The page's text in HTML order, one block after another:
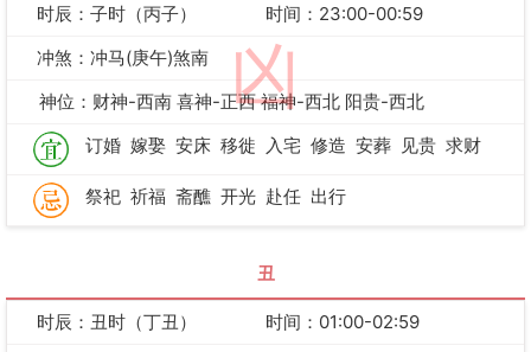
凶
时辰：子时（丙子）
时间：23:00-00:59
冲煞：冲马(庚午)煞南
神位：财神-西南 喜神-正西 福神-西北 阳贵-西北
订婚 嫁娶 安床 移徙 入宅 修造 安葬 见贵 求财
祭祀 祈福 斋醮 开光 赴任 出行
丑
时辰：丑时（丁丑）
时间：01:00-02:59